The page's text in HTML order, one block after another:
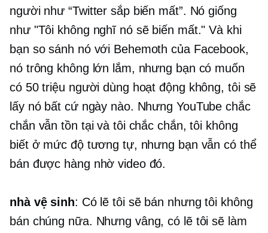
người như “Twitter sắp biến mất”. Nó giống
như "Tôi không nghĩ nó sẽ biến mất." Và khi
bạn so sánh nó với Behemoth của Facebook,
nó trông không lớn lắm, nhưng bạn có muốn
có 50 triệu người dùng hoạt động không, tôi sẽ
lấy nó bất cứ ngày nào. Nhưng YouTube chắc
chắn vẫn tồn tại và tôi chắc chắn, tôi không
biết ở mức độ tương tự, nhưng bạn vẫn có thể
bán được hàng nhờ video đó.
nhà vệ sinh: Có lẽ tôi sẽ bán nhưng tôi không
bán chúng nữa. Nhưng vâng, có lẽ tôi sẽ làm